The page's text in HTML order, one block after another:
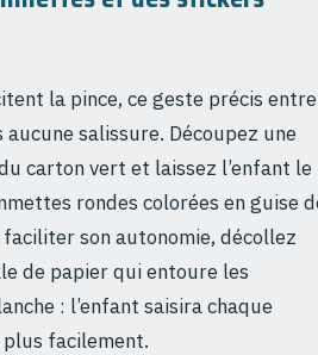
la pince, ce geste précis
aucune salissure. Découpez une
carton vert et laissez l’enfant le
rondes colorées en guise
son autonomie, décollez
de papier qui entoure les
: l’enfant saisira chaque
facilement.